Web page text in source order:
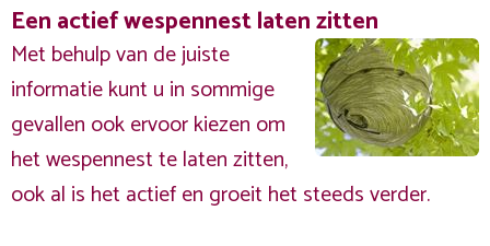
Een actief wespennest laten zitten
Met behulp van de juiste
informatie kunt u in sommige
gevallen ook ervoor kiezen om
het wespennest te laten zitten,
ook al is het actief en groeit het steeds verder.